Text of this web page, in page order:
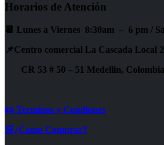
Horarios de Atención
📆 Lunes a Viernes 8:30am – 6 pm /
📌Centro comercial La Cascada Local
CR 53 # 50 – 51 Medellin, Colombia
📜 Terminos y Condiones
🛒¿Como Comprar?